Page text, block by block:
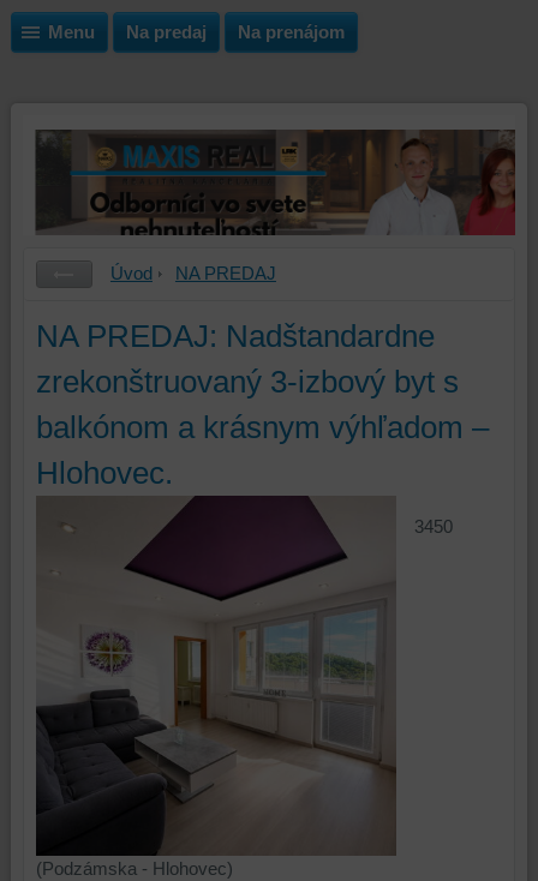
Menu Na predaj Na prenájom
Úvod NA PREDAJ
NA PREDAJ: Nadštandardne
zrekonštruovaný 3-izbový byt s
balkónom a krásnym výhľadom –
Hlohovec.
3450
(Podzámska - Hlohovec)